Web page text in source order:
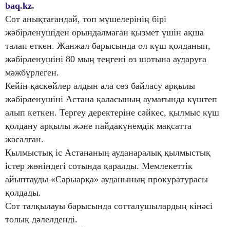
baq.kz.
Сот анықтағандай, топ мүшелерінің бірі
жәбірленушіден орындалмаған қызмет үшін ақша
талап еткен. Жанжал барысында ол күш қолданып,
жәбірленушіні 80 мың теңгені өз шотына аударуға
мәжбүрлеген.
Кейін қаскөйлер алдын ала сөз байласу арқылы
жәбірленушіні Астана қаласының аумағында күштеп
алып кеткен. Тергеу деректеріне сәйкес, қылмыс күш
қолдану арқылы және пайдакүнемдік мақсатта
жасалған.
Қылмыстық іс Астананың ауданаралық қылмыстық
істер жөніндегі сотында қаралды. Мемлекеттік
айыптауды «Сарыарқа» ауданының прокуратурасы
қолдады.
Сот талқылауы барысында сотталушылардың кінәсі
толық дәлелденді.